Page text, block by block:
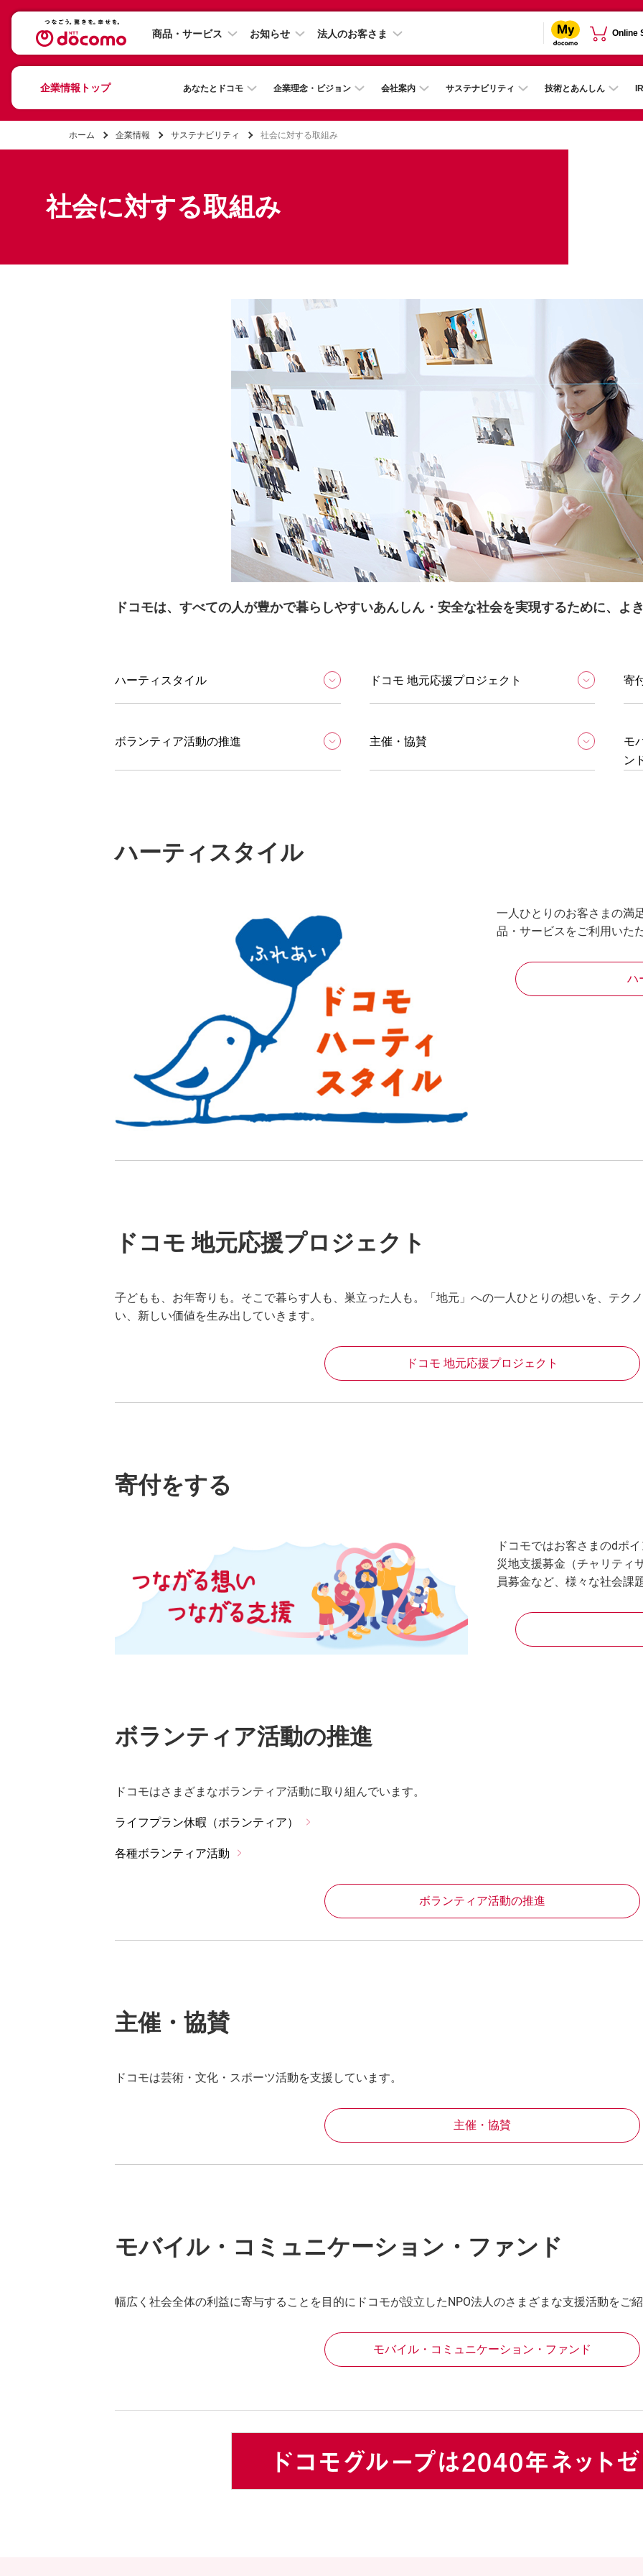
商品・サービス お知らせ 法人のお客さま Online
企業情報トップ あなたとドコモ 企業理念・ビジョン 会社案内 サステナビリティ 技術とあんしん
ホーム 企業情報 サステナビリティ 社会に対する取組み
社会に対する取組み
ドコモは、すべての人が豊かで暮らしやすいあんしん・安全な社会を実現するために、よ
ハーティスタイル ドコモ 地元応援プロジェクト 寄
ボランティア活動の推進 主催・協賛
モ
ン
ハーティスタイル
一人ひとりのお客さまの満
品・サービスをご利用いた
ハ
ドコモ 地元応援プロジェクト
子どもも、お年寄りも。そこで暮らす人も、巣立った人も。「地元」への一人ひとりの想いを、テク
い、新しい価値を生み出していきます。
ドコモ 地元応援プロジェクト
寄付をする
ドコモではお客さまのdポ
災地支援募金（チャリティ
員募金など、様々な社会課
ボランティア活動の推進
ドコモはさまざまなボランティア活動に取り組んでいます。
ライフプラン休暇（ボランティア）
各種ボランティア活動
ボランティア活動の推進
主催・協賛
ドコモは芸術・文化・スポーツ活動を支援しています。
主催・協賛
モバイル・コミュニケーション・ファンド
幅広く社会全体の利益に寄与することを目的にドコモが設立したNPO法人のさまざまな支援活動をご紹
モバイル・コミュニケーション・ファンド